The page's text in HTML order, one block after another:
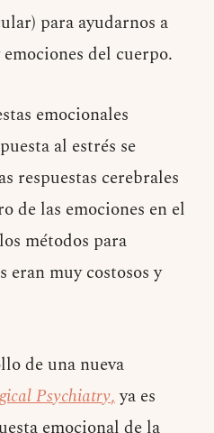
para ayudarnos a
del cuerpo.
emocionales
al estrés se
respuestas cerebrales
de las emociones en el
métodos para
eran muy costosos y
de una nueva
Psychiatry,ya es